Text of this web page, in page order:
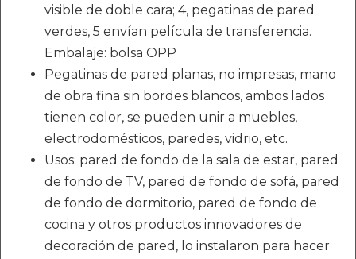
visible de doble cara; 4, pegatinas de pared
verdes, 5 envían película de transferencia.
Embalaje: bolsa OPP
Pegatinas de pared planas, no impresas, mano
de obra fina sin bordes blancos, ambos lados
tienen color, se pueden unir a muebles,
electrodomésticos, paredes, vidrio, etc.
Usos: pared de fondo de la sala de estar, pared
de fondo de TV, pared de fondo de sofá, pared
de fondo de dormitorio, pared de fondo de
cocina y otros productos innovadores de
decoración de pared, lo instalaron para hacer